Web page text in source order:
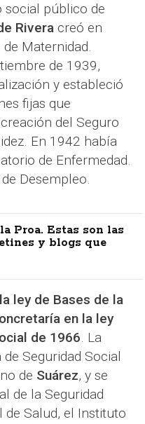
social público de
Rivera creó en
Maternidad.
de 1939,
y estableció
fijas que
del Seguro
En 1942 había
de Enfermedad.
Desempleo.
Proa. Estas son las
y blogs que
ley de Bases de la
en la ley
de 1966. La
Seguridad Social
de Suárez, y se
de la Seguridad
Salud, el Instituto